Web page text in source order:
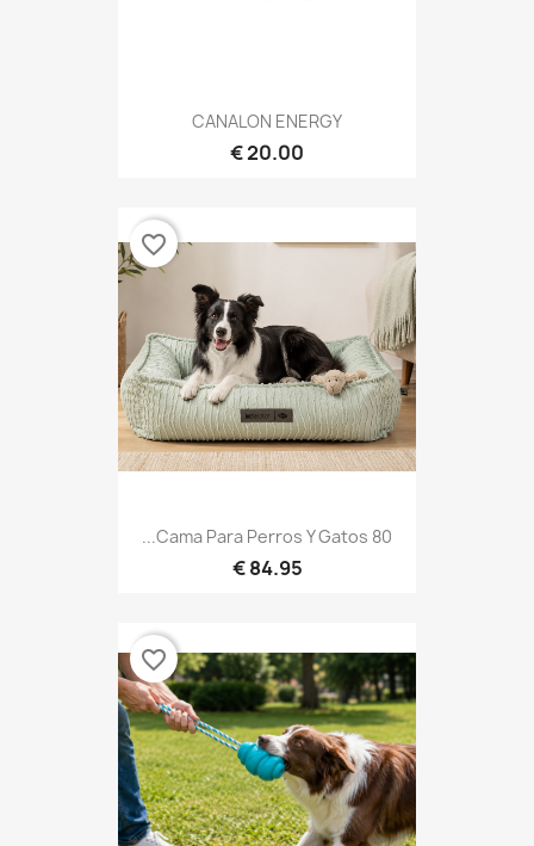
CANALON ENERGY
20.00 €
Cama Para Perros Y Gatos 80...
84.95 €
favorite_border
favorite_border